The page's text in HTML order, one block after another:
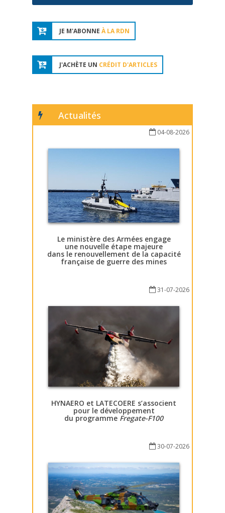
JE M'ABONNE À LA RDN
J'ACHÈTE UN CRÉDIT D'ARTICLES
Actualités
04-08-2026
Le ministère des Armées engage
une nouvelle étape majeure
dans le renouvellement de la capacité
française de guerre des mines
31-07-2026
HYNAERO et LATECOERE s’associent
pour le développement
du programme Fregate-F100
30-07-2026